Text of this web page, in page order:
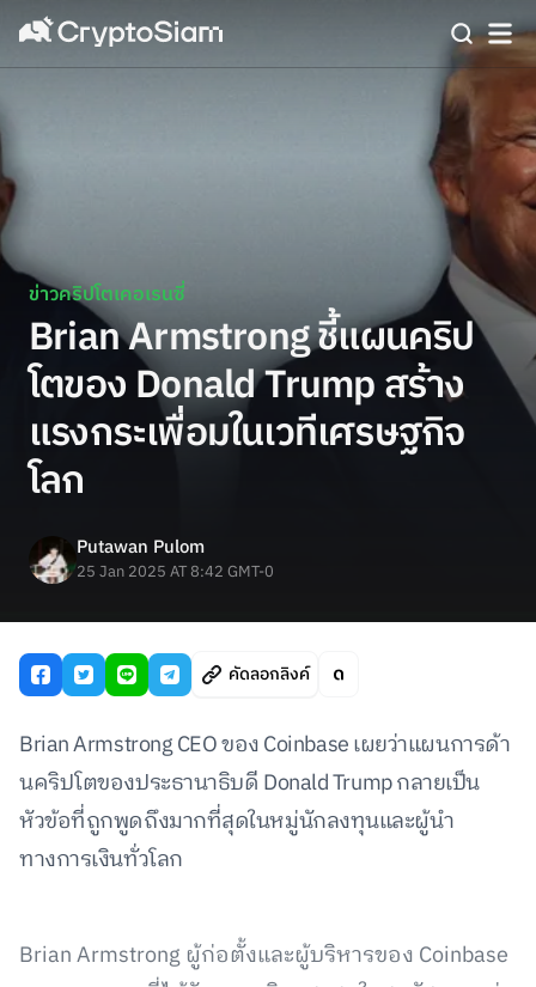
ข่าวคริปโตเคอเรนซี่
Brian Armstrong ชี้แผนคริป
โตของ Donald Trump สร้าง
แรงกระเพื่อมในเวทีเศรษฐกิจ
โลก
Putawan Pulom
25 Jan 2025 AT 8:42 GMT-0
คัดลอกลิงค์
Brian Armstrong CEO ของ Coinbase เผยว่าแผนการด้า
นคริปโตของประธานาธิบดี Donald Trump กลายเป็น
หัวข้อที่ถูกพูดถึงมากที่สุดในหมู่นักลงทุนและผู้นำ
ทางการเงินทั่วโลก
Brian Armstrong ผู้ก่อตั้งและผู้บริหารของ Coinbase